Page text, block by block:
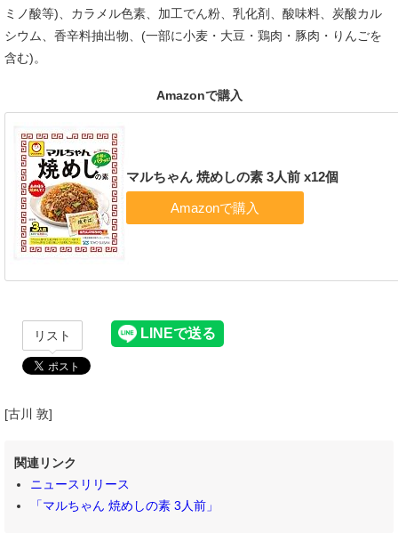
ミノ酸等)、カラメル色素、加工でん粉、乳化剤、酸味料、炭酸カル
シウム、香辛料抽出物、(一部に小麦・大豆・鶏肉・豚肉・りんごを
含む)。
Amazonで購入
マルちゃん 焼めしの素 3人前 x12個
リスト
[古川 敦]
関連リンク
ニュースリリース
「マルちゃん 焼めしの素 3人前」